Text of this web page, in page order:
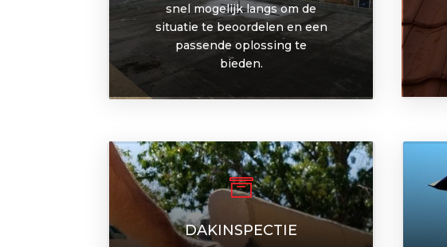
snel mogelijk langs om de
situatie te beoordelen en een
passende oplossing te
bieden.

DAKINSPECTIE